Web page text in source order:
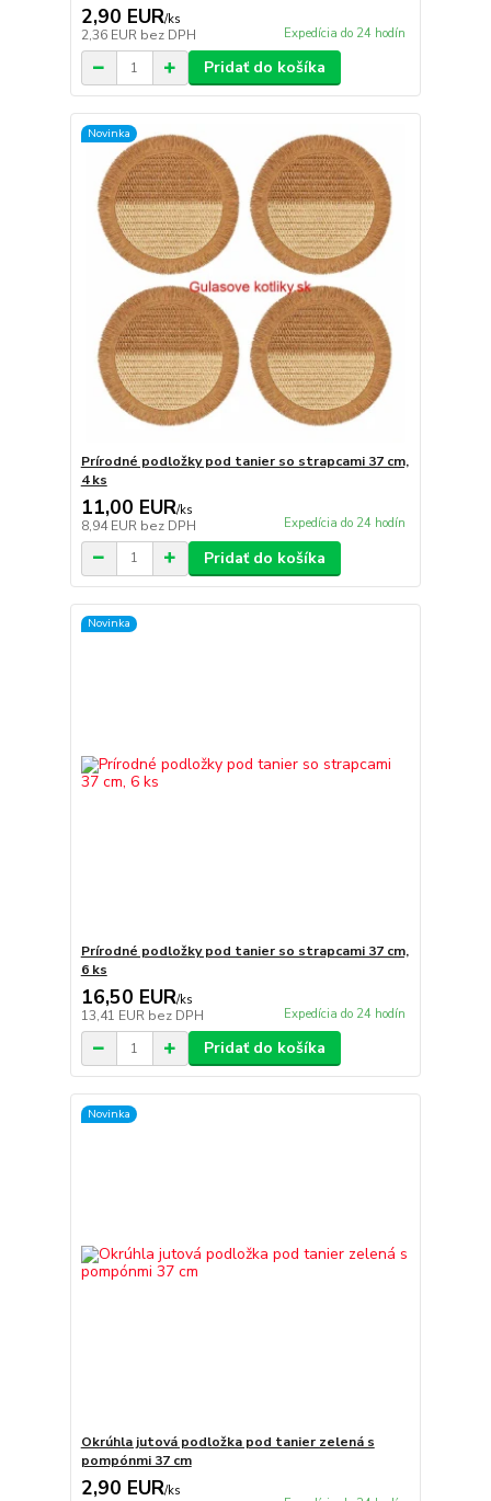
2,90 EUR/ks
2,36 EUR bez DPH Expedícia do 24 hodín
Pridať do košíka
Novinka
Prírodné podložky pod tanier so strapcami 37 cm,
4 ks
11,00 EUR/ks
8,94 EUR bez DPH Expedícia do 24 hodín
Pridať do košíka
Novinka
Prírodné podložky pod tanier so strapcami 37 cm,
6 ks
16,50 EUR/ks
13,41 EUR bez DPH Expedícia do 24 hodín
Pridať do košíka
Novinka
Okrúhla jutová podložka pod tanier zelená s
pompónmi 37 cm
2,90 EUR/ks